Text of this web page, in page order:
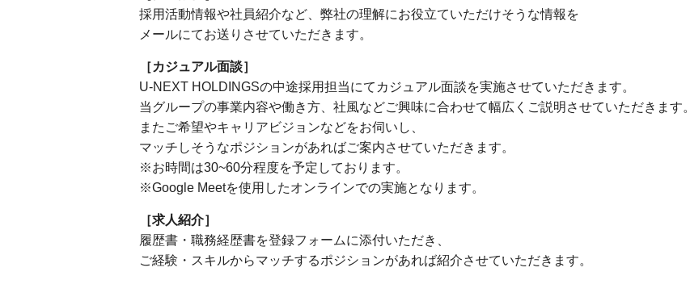
採用活動情報や社員紹介など、弊社の理解にお役立ていただけそうな情報を
メールにてお送りさせていただきます。
［カジュアル面談］
U-NEXT HOLDINGSの中途採用担当にてカジュアル面談を実施させていただきます。
当グループの事業内容や働き方、社風などご興味に合わせて幅広くご説明させていただきます。
またご希望やキャリアビジョンなどをお伺いし、
マッチしそうなポジションがあればご案内させていただきます。
※お時間は30~60分程度を予定しております。
※Google Meetを使用したオンラインでの実施となります。
［求人紹介］
履歴書・職務経歴書を登録フォームに添付いただき、
ご経験・スキルからマッチするポジションがあれば紹介させていただきます。